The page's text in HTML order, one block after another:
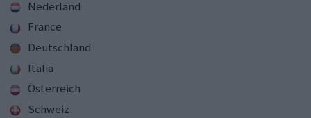
Nederland
France
Deutschland
Italia
Österreich
Schweiz